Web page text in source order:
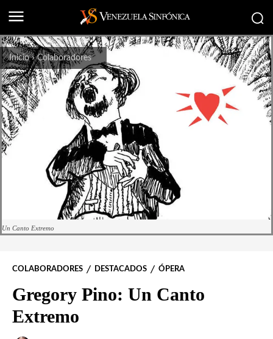
Inicio Colaboradores
Un Canto Extremo
COLABORADORES DESTACADOS ÓPERA
Gregory Pino: Un Canto
Extremo